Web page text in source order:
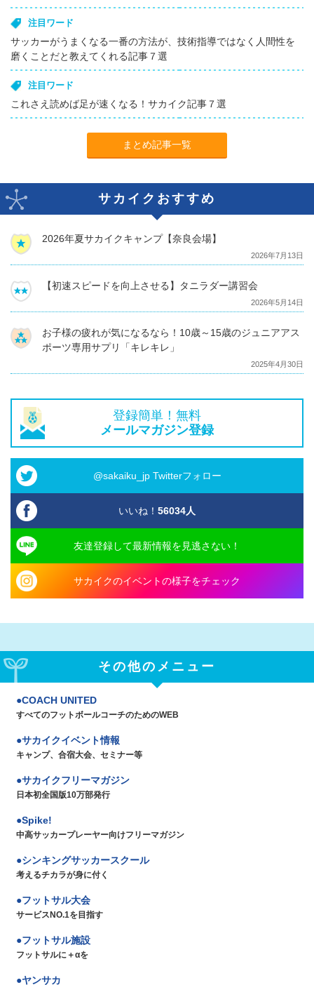
注目ワード
サッカーがうまくなる一番の方法が、技術指導ではなく人間性を
磨くことだと教えてくれる記事７選
注目ワード
これさえ読めば足が速くなる！サカイク記事７選
まとめ記事一覧
サカイクおすすめ
2026年夏サカイクキャンプ【奈良会場】
2026年7月13日
【初速スピードを向上させる】タニラダー講習会
2026年5月14日
お子様の疲れが気になるなら！10歳～15歳のジュニアアス
ポーツ専用サプリ「キレキレ」
2025年4月30日
登録簡単！無料
メールマガジン登録
@sakaiku_jp Twitterフォロー
いいね！ 56034人
友達登録して最新情報を見逃さない！
サカイクのイベントの様子をチェック
その他のメニュー
COACH UNITED
すべてのフットボールコーチのためのWEB
サカイクイベント情報
キャンプ、合宿大会、セミナー等
サカイクフリーマガジン
日本初全国版10万部発行
Spike!
中高サッカープレーヤー向けフリーマガジン
シンキングサッカースクール
考えるチカラが身に付く
フットサル大会
サービスNO.1を目指す
フットサル施設
フットサルに＋αを
ヤンサカ